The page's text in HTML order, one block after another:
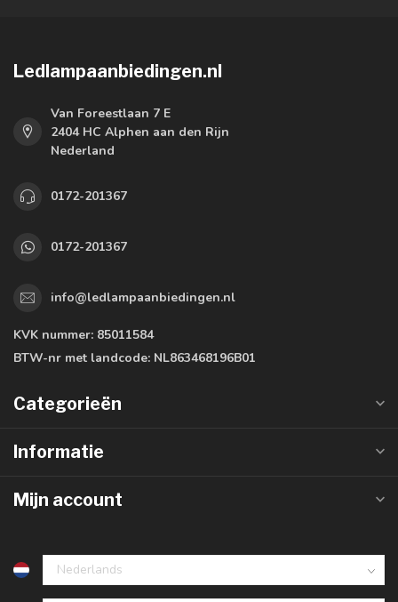
Ledlampaanbiedingen.nl
Van Foreestlaan 7 E
2404 HC Alphen aan den Rijn
Nederland
0172-201367
0172-201367
info@ledlampaanbiedingen.nl
KVK nummer: 85011584
BTW-nr met landcode: NL863468196B01
Categorieën
Informatie
Mijn account